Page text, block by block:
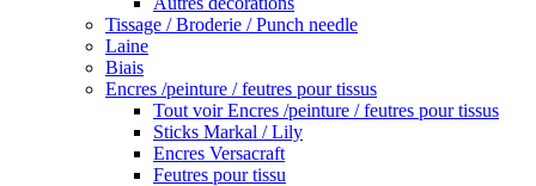
Tissage / Broderie / Punch needle
Laine
Biais
Encres /peinture / feutres pour tissus
Tout voir Encres /peinture / feutres pour tissus
Sticks Markal / Lily
Encres Versacraft
Feutres pour tissu